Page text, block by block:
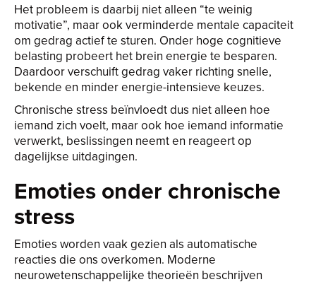
Het probleem is daarbij niet alleen “te weinig
motivatie”, maar ook verminderde mentale capaciteit
om gedrag actief te sturen. Onder hoge cognitieve
belasting probeert het brein energie te besparen.
Daardoor verschuift gedrag vaker richting snelle,
bekende en minder energie-intensieve keuzes.
Chronische stress beïnvloedt dus niet alleen hoe
iemand zich voelt, maar ook hoe iemand informatie
verwerkt, beslissingen neemt en reageert op
dagelijkse uitdagingen.
Emoties onder chronische
stress
Emoties worden vaak gezien als automatische
reacties die ons overkomen. Moderne
neurowetenschappelijke theorieën beschrijven